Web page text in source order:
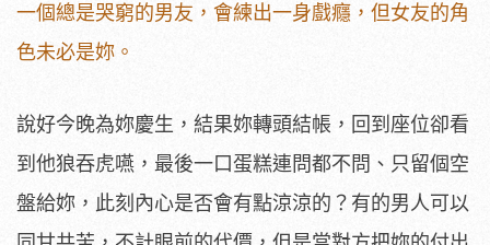
一個總是哭窮的男友，會練出一身戲癮，但女友的角
色未必是妳。
說好今晚為妳慶生，結果妳轉頭結帳，回到座位卻看
到他狼吞虎嚥，最後一口蛋糕連問都不問、只留個空
盤給妳，此刻內心是否會有點涼涼的？有的男人可以